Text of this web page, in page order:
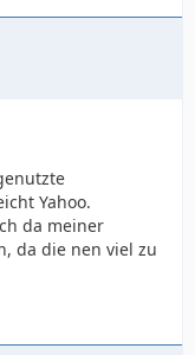
Yahoo.
da meiner
da die nen viel zu